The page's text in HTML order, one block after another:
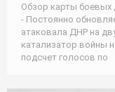
Обзор карты
- Постоянно
атаковала ДНР на
катализатор войны
подсчет голосов по